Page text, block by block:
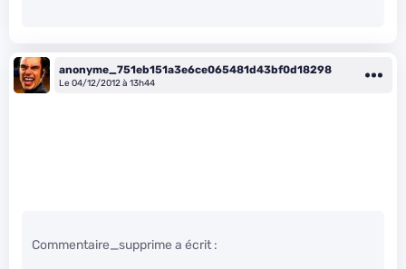
anonyme_751eb151a3e6ce065481d43bf0d18298
Le 04/12/2012 à 13h44
Commentaire_supprime a écrit :